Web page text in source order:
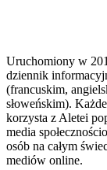
Uruchomiony w
dziennik
(francuskim,
słoweńskim).
korzysta z Aletei
media
osób na całym
mediów online.